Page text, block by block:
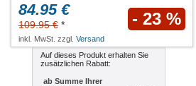
84.95 €
109.95 € * - 23 %
inkl. MwSt. zzgl. Versand
Auf dieses Produkt erhalten Sie
zusätzlichen Rabatt:
ab Summe Ihrer